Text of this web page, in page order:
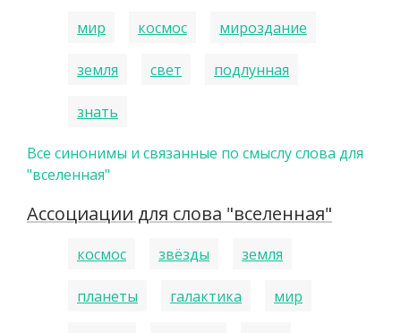
мир космос мироздание
земля свет подлунная
знать
Все синонимы и связанные по смыслу слова для
"вселенная"
Ассоциации для слова "вселенная"
космос звёзды земля
планеты галактика мир